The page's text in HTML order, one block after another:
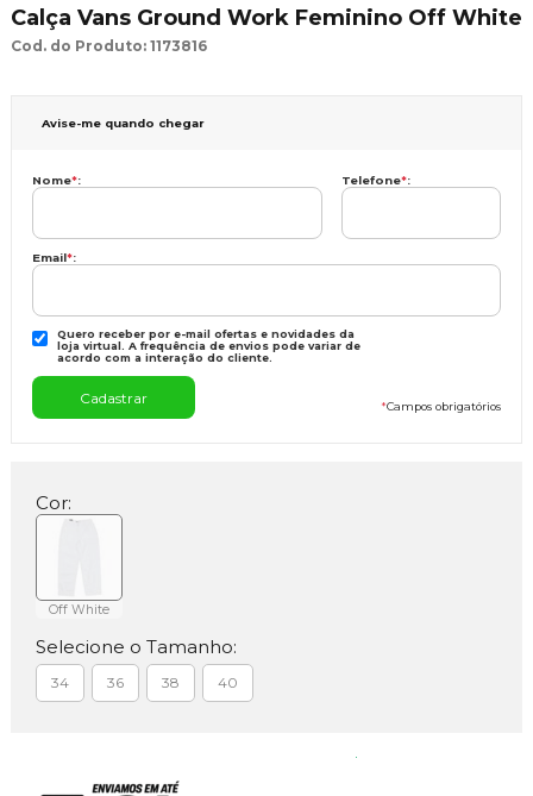
Calça Vans Ground Work Feminino Off White
Cod. do Produto: 1173816
Avise-me quando chegar
Nome*: Telefone*:
Email*:
Quero receber por e-mail ofertas e novidades da
loja virtual. A frequência de envios pode variar de
acordo com a interação do cliente.
*Campos obrigatórios
Cor:
Off White
Selecione o Tamanho:
34 36 38 40